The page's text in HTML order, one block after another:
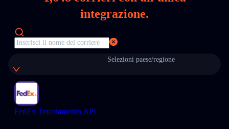
integrazione.
Selezioni paese/regione
FedEx Tracciamento API